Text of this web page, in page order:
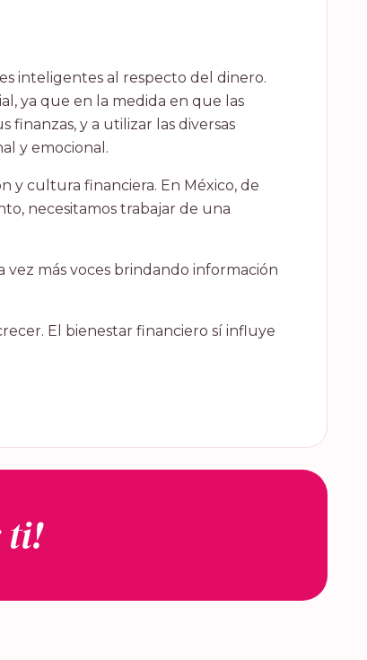
inteligentes al respecto del dinero.
ya que en la medida en que las
y a utilizar las diversas
y emocional.
y cultura financiera. En México, de
necesitamos trabajar de una
más voces brindando información
El bienestar financiero sí influye
ti!